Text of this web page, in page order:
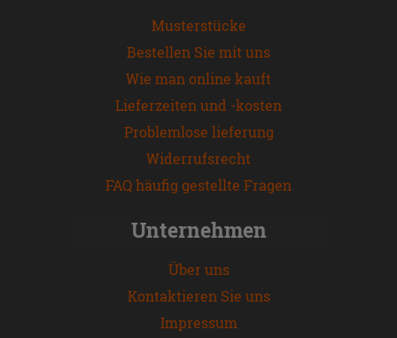
Musterstücke
Bestellen Sie mit uns
Wie man online kauft
Lieferzeiten und -kosten
Problemlose lieferung
Widerrufsrecht
FAQ häufig gestellte Fragen
Unternehmen
Über uns
Kontaktieren Sie uns
Impressum